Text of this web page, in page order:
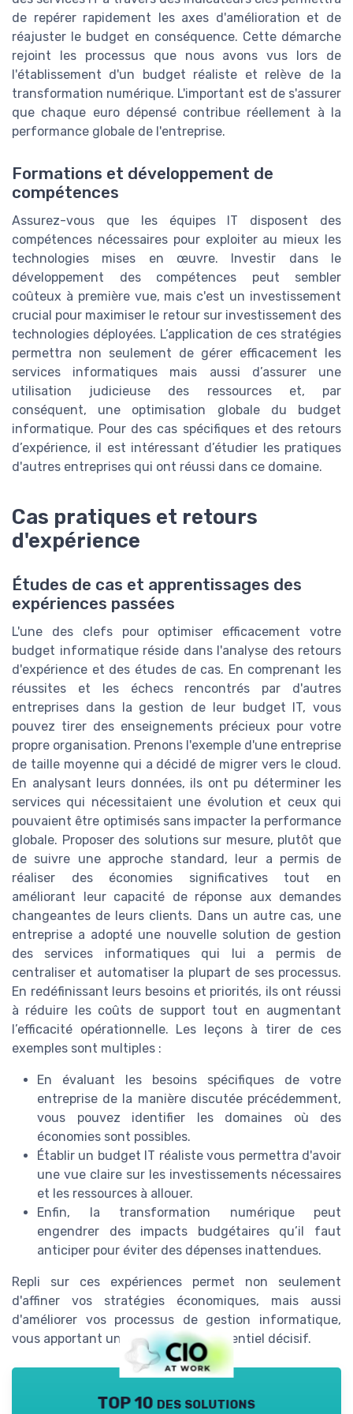
de repérer rapidement les axes d'amélioration et de
réajuster le budget en conséquence. Cette démarche
rejoint les processus que nous avons vus lors de
l'établissement d'un budget réaliste et relève de la
transformation numérique. L'important est de s'assurer
que chaque euro dépensé contribue réellement à la
performance globale de l'entreprise.
Formations et développement de
compétences
Assurez-vous que les équipes IT disposent des
compétences nécessaires pour exploiter au mieux les
technologies mises en œuvre. Investir dans le
développement des compétences peut sembler
coûteux à première vue, mais c'est un investissement
crucial pour maximiser le retour sur investissement des
technologies déployées. L’application de ces stratégies
permettra non seulement de gérer efficacement les
services informatiques mais aussi d’assurer une
utilisation judicieuse des ressources et, par
conséquent, une optimisation globale du budget
informatique. Pour des cas spécifiques et des retours
d’expérience, il est intéressant d’étudier les pratiques
d'autres entreprises qui ont réussi dans ce domaine.
Cas pratiques et retours
d'expérience
Études de cas et apprentissages des
expériences passées
L'une des clefs pour optimiser efficacement votre
budget informatique réside dans l'analyse des retours
d'expérience et des études de cas. En comprenant les
réussites et les échecs rencontrés par d'autres
entreprises dans la gestion de leur budget IT, vous
pouvez tirer des enseignements précieux pour votre
propre organisation. Prenons l'exemple d'une entreprise
de taille moyenne qui a décidé de migrer vers le cloud.
En analysant leurs données, ils ont pu déterminer les
services qui nécessitaient une évolution et ceux qui
pouvaient être optimisés sans impacter la performance
globale. Proposer des solutions sur mesure, plutôt que
de suivre une approche standard, leur a permis de
réaliser des économies significatives tout en
améliorant leur capacité de réponse aux demandes
changeantes de leurs clients. Dans un autre cas, une
entreprise a adopté une nouvelle solution de gestion
des services informatiques qui lui a permis de
centraliser et automatiser la plupart de ses processus.
En redéfinissant leurs besoins et priorités, ils ont réussi
à réduire les coûts de support tout en augmentant
l’efficacité opérationnelle. Les leçons à tirer de ces
exemples sont multiples :
En évaluant les besoins spécifiques de votre
entreprise de la manière discutée précédemment,
vous pouvez identifier les domaines où des
économies sont possibles.
Établir un budget IT réaliste vous permettra d'avoir
une vue claire sur les investissements nécessaires
et les ressources à allouer.
Enfin, la transformation numérique peut
engendrer des impacts budgétaires qu’il faut
anticiper pour éviter des dépenses inattendues.
Repli sur ces expériences permet non seulement
d'affiner vos stratégies économiques, mais aussi
d'améliorer vos processus de gestion informatique,
vous apportant un avantage concurrentiel décisif.
TOP 10 des solutions